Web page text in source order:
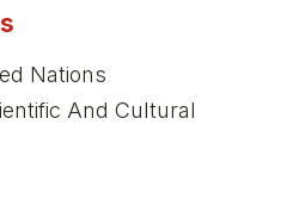
Nations
And Cultural